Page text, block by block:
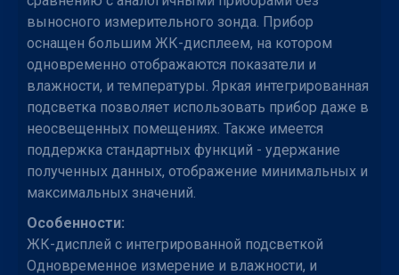
выносного измерительного зонда. Прибор
оснащен большим ЖК-дисплеем, на котором
одновременно отображаются показатели и
влажности, и температуры. Яркая интегрированная
подсветка позволяет использовать прибор даже в
неосвещенных помещениях. Также имеется
поддержка стандартных функций - удержание
полученных данных, отображение минимальных и
максимальных значений.
Особенности:
ЖК-дисплей с интегрированной подсветкой
Одновременное измерение и влажности, и